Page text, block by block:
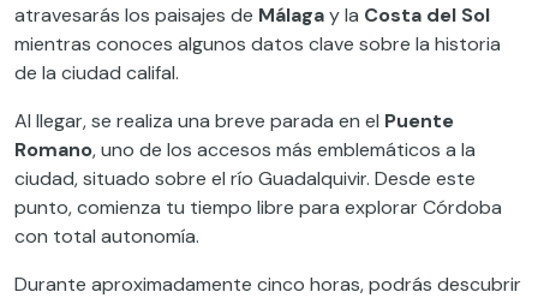
atravesarás los paisajes de Málagay la Costa del Sol
mientras conoces algunos datos clave sobre la historia
de la ciudad califal.
Al llegar, se realiza una breve parada en el Puente
Romano, uno de los accesos más emblemáticos a la
ciudad, situado sobre el río Guadalquivir. Desde este
punto, comienza tu tiempo libre para explorar Córdoba
con total autonomía.
Durante aproximadamente cinco horas, podrás descubrir